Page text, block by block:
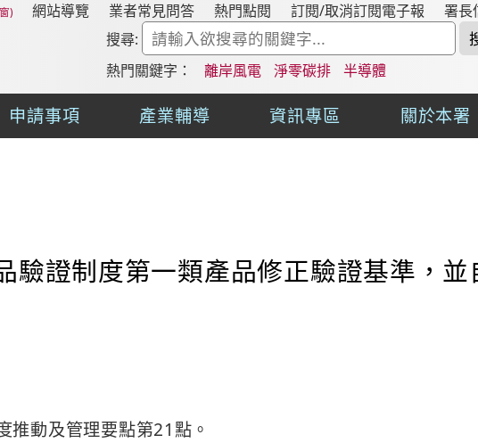
網站導覽 業者常見問答 熱門點閱 訂閱/取消訂閱電子報 署長
搜尋:
熱門關鍵字：
離岸風電 淨零碳排 半導體
申請事項 產業輔導 資訊專區 關於本署
驗證制度第一類產品修正驗證基準，並
推動及管理要點第21點。